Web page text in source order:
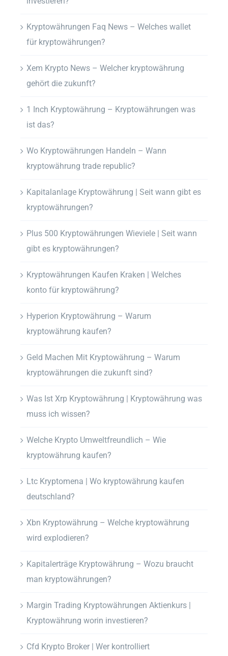
Kryptowährungen Faq News – Welches wallet
für kryptowährungen?
Xem Krypto News – Welcher kryptowährung
gehört die zukunft?
1 Inch Kryptowährung – Kryptowährungen was
ist das?
Wo Kryptowährungen Handeln – Wann
kryptowährung trade republic?
Kapitalanlage Kryptowährung | Seit wann gibt es
kryptowährungen?
Plus 500 Kryptowährungen Wieviele | Seit wann
gibt es kryptowährungen?
Kryptowährungen Kaufen Kraken | Welches
konto für kryptowährung?
Hyperion Kryptowährung – Warum
kryptowährung kaufen?
Geld Machen Mit Kryptowährung – Warum
kryptowährungen die zukunft sind?
Was Ist Xrp Kryptowährung | Kryptowährung was
muss ich wissen?
Welche Krypto Umweltfreundlich – Wie
kryptowährung kaufen?
Ltc Kryptomena | Wo kryptowährung kaufen
deutschland?
Xbn Kryptowährung – Welche kryptowährung
wird explodieren?
Kapitalerträge Kryptowährung – Wozu braucht
man kryptowährungen?
Margin Trading Kryptowährungen Aktienkurs |
Kryptowährung worin investieren?
Cfd Krypto Broker | Wer kontrolliert